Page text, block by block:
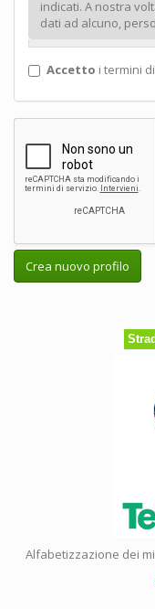
Accetto i termini
Crea nuovo profilo
Alfabetizzazione dei